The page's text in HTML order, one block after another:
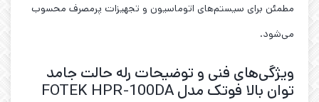
مطمئن برای سیستم‌های اتوماسیون و تجهیزات پرمصرف محسوب
می‌شود.
ویژگی‌های فنی و توضیحات رله حالت جامد
توان بالا فوتک مدل FOTEK HPR-100DA